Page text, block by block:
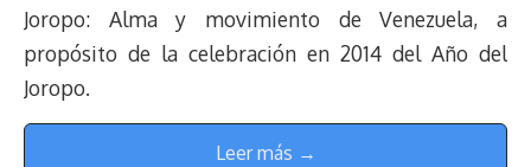
Joropo: Alma y movimiento de Venezuela, a
propósito de la celebración en 2014 del Año del
Joropo.
Leer más →